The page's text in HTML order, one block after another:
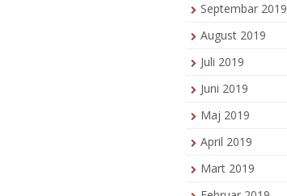
Septembar 2019
August 2019
Juli 2019
Juni 2019
Maj 2019
April 2019
Mart 2019